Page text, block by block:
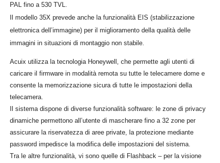
PAL fino a 530 TVL.
Il modello 35X prevede anche la funzionalità EIS (stabilizzazione
elettronica dell’immagine) per il miglioramento della qualità delle
immagini in situazioni di montaggio non stabile.
Acuix utilizza la tecnologia Honeywell, che permette agli utenti di
caricare il firmware in modalità remota su tutte le telecamere dome e
consente la memorizzazione sicura di tutte le impostazioni della
telecamera.
Il sistema dispone di diverse funzionalità software: le zone di privacy
dinamiche permettono all’utente di mascherare fino a 32 zone per
assicurare la riservatezza di aree private, la protezione mediante
password impedisce la modifica delle impostazioni del sistema.
Tra le altre funzionalità, vi sono quelle di Flashback – per la visione